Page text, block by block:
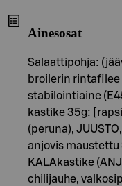
Ainesosat
Salaattipohja:
broilerin rintafilee
stabilointiaine
kastike 35g:
(peruna),
anjovis maustettu
KALAkastike
chilijauhe,